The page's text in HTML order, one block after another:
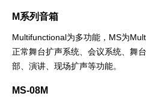
M系列音箱
Multifunctional为多功能，MS为
正常舞台扩声系统、会议系统、舞
部、演讲、现场扩声等功能。
MS-08M